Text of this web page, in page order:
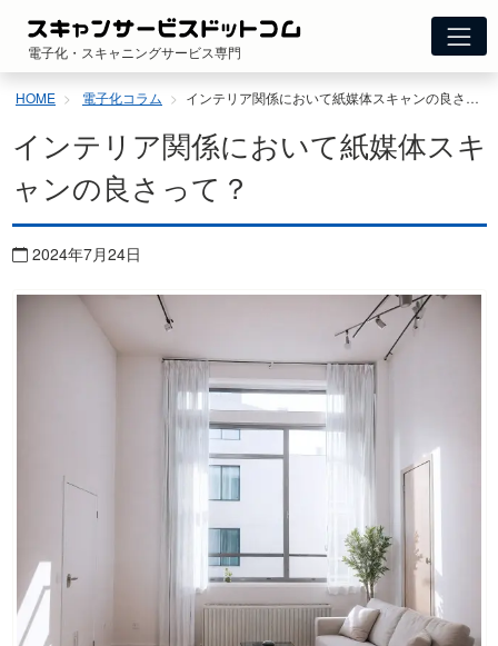
プ
電子化・スキャニングサービス専門
HOME 電子化コラム インテリア関係において紙媒体スキャンの良さって？
インテリア関係において紙媒体スキ
ャンの良さって？
2024年7月24日